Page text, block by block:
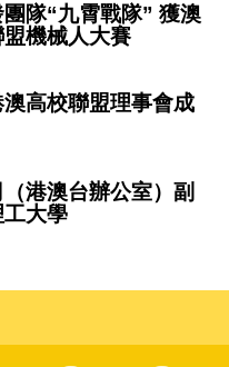
隊“九霄戰隊” 獲澳
機械人大賽
高校聯盟理事會成
港澳台辦公室）副
大學